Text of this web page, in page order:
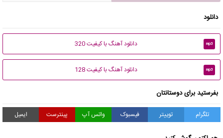
دانلود
mp3 دانلود آهنگ با کیفیت 320
mp3 دانلود آهنگ با کیفیت 128
بفرستید برای دوستانتان
تلگرام توییتر فیسبوک واتس آپ پینترست ایمیل